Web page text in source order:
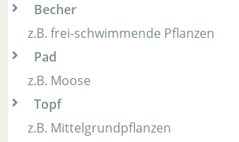
Becher
z.B. frei-schwimmende Pflanzen
Pad
z.B. Moose
Topf
z.B. Mittelgrundpflanzen